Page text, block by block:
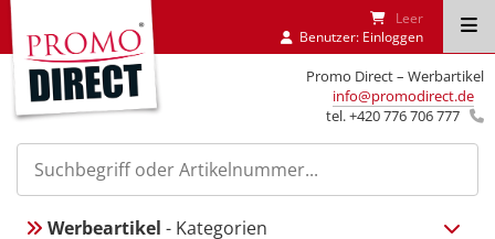
Promo Direct – Werbartikel
info@promodirect.de
tel. +420 776 706 777
Leer
Benutzer: Einloggen
Werbeartikel - Kategorien